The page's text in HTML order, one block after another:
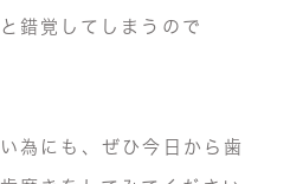
錯覚してしまうので
為にも、ぜひ今日から歯